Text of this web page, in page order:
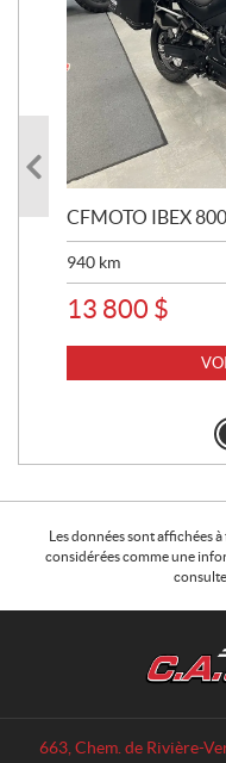
CFMOTO IBEX
940 km
13 800 $
Les données sont affichées
considérées comme une
663, Chem. de Rivière-